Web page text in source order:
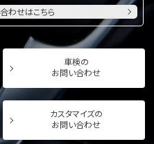
わせはこちら
車検の
お問い合わせ
カスタマイズの
お問い合わせ